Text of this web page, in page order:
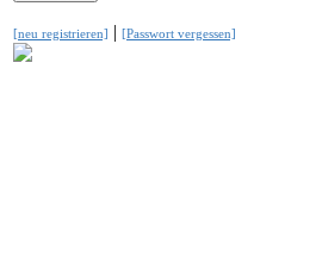
[neu registrieren] | [Passwort vergessen]